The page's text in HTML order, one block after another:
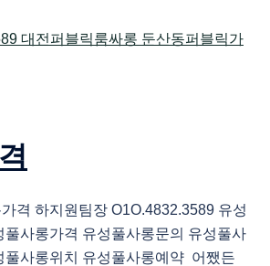
격 하지원팀장 O1O.4832.3589 유성
사롱가격 유성풀사롱문의 유성풀사
풀사롱위치 유성풀사롱예약 어쨌든